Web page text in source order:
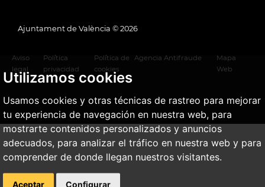
Utilizamos cookies
Usamos cookies y otras técnicas de rastreo para mejorar
tu experiencia de navegación en nuestra web, para
mostrarte contenidos personalizados y anuncios
adecuados, para analizar el tráfico en nuestra web y para
comprender de donde llegan nuestros visitantes.
Aceptar Configurar
Ajuntament de València © 2026
Aviso
legal
Política
privacidad
Política de
cookies
Agencia Antifraude
Mapa
Web